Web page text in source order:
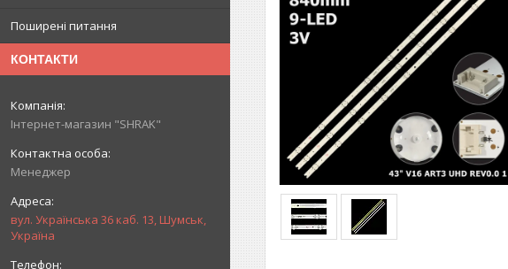
Поширені питання
КОНТАКТИ
Інтернет-магазин "SHRAK"
Менеджер
вул. Українська 36 каб. 13, Шумськ,
Україна